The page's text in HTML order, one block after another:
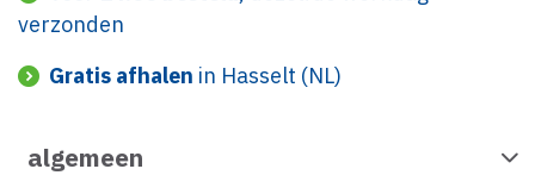
verzonden
Gratis afhalen in Hasselt (NL)
algemeen